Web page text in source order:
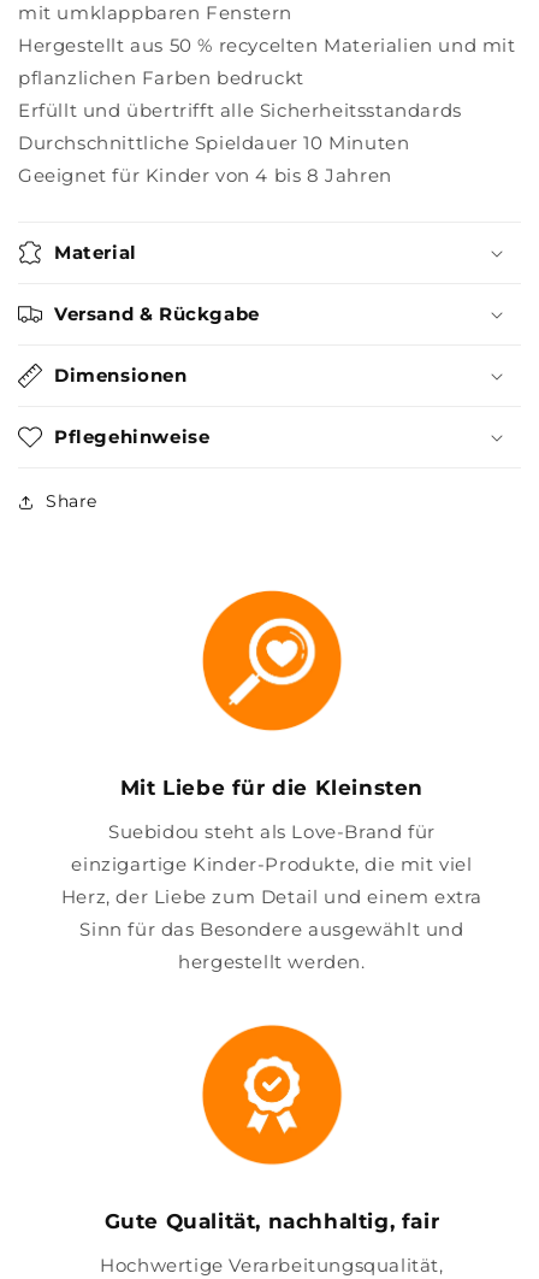
mit umklappbaren Fenstern
Hergestellt aus 50 % recycelten Materialien und mit
pflanzlichen Farben bedruckt
Erfüllt und übertrifft alle Sicherheitsstandards
Durchschnittliche Spieldauer 10 Minuten
Geeignet für Kinder von 4 bis 8 Jahren
Material
Versand & Rückgabe
Dimensionen
Pflegehinweise
Share
Mit Liebe für die Kleinsten
Suebidou steht als Love-Brand für
einzigartige Kinder-Produkte, die mit viel
Herz, der Liebe zum Detail und einem extra
Sinn für das Besondere ausgewählt und
hergestellt werden.
Gute Qualität, nachhaltig, fair
Hochwertige Verarbeitungsqualität,